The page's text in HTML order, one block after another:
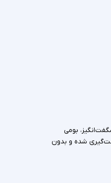
بومی
شده و بدون